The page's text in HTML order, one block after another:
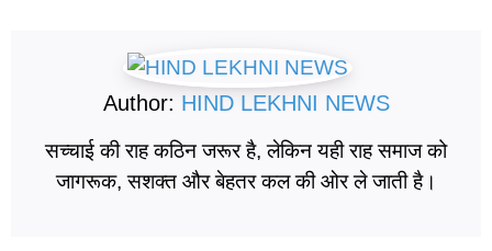
Author: HIND LEKHNI NEWS
सच्चाई की राह कठिन जरूर है, लेकिन यही राह समाज को
जागरूक, सशक्त और बेहतर कल की ओर ले जाती है।